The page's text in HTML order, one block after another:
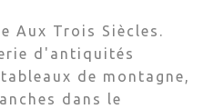
Aux Trois Siècles.
d'antiquités
de montagne,
dans le